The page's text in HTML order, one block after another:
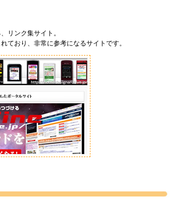
リンク集サイト。
ており、非常に参考になるサイトです。